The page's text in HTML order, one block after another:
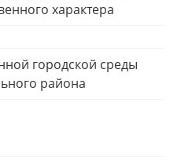
характера
городской среды
района